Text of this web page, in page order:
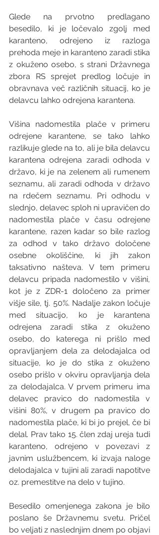
Glede na prvotno predlagano
besedilo, ki je ločevalo zgolj med
karanteno, odrejeno iz razloga
prehoda meje in karanteno zaradi stika
z okuženo osebo, s strani Državnega
zbora RS sprejet predlog ločuje in
obravnava več različnih situacij, ko je
delavcu lahko odrejena karantena.
Višina nadomestila plače v primeru
odrejene karantene, se tako lahko
razlikuje glede na to, ali je bila delavcu
karantena odrejena zaradi odhoda v
državo, ki je na zelenem ali rumenem
seznamu, ali zaradi odhoda v državo
na rdečem seznamu. Pri odhodu v
slednjo, delavec sploh ni upravičen do
nadomestila plače v času odrejene
karantene, razen kadar so bile razlog
za odhod v tako državo določene
osebne okoliščine, ki jih zakon
taksativno našteva. V tem primeru
delavcu pripada nadomestilo v višini,
kot je z ZDR-1 določeno za primer
višje sile, tj. 50%. Nadalje zakon ločuje
med situacijo, ko je karantena
odrejena zaradi stika z okuženo
osebo, do katerega ni prišlo med
opravljanjem dela za delodajalca od
situacije, ko je do stika z okuženo
osebo prišlo v okviru opravljanja dela
za delodajalca. V prvem primeru ima
delavec pravico do nadomestila v
višini 80%, v drugem pa pravico do
nadomestila plače, ki bi jo prejel, če bi
delal. Prav tako 15. člen zdaj ureja tudi
karanteno, odrejeno v povezavi z
javnim uslužbencem, ki izvaja naloge
delodajalca v tujini ali zaradi napotitve
oz. premestitve na delo v tujino.
Besedilo omenjenega zakona je bilo
poslano še Državnemu svetu. Pričel
bo veljati z naslednjim dnem po objavi